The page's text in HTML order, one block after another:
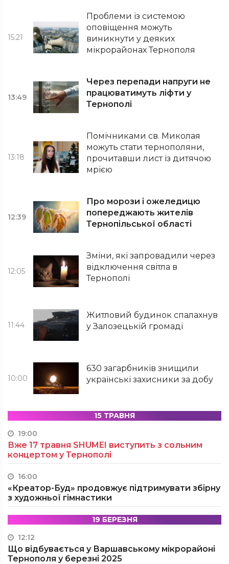
15:21
Проблеми із системою
оповіщення можуть
виникнути у деяких
мікрорайонах Тернополя
13:49
Через перепади напруги не
працюватимуть ліфти у
Тернополі
13:18
Помічниками св. Миколая
можуть стати тернополяни,
прочитавши лист із дитячою
мрією
12:39
Про морози і ожеледицю
попереджають жителів
Тернопільської області
12:05
Зміни, які запровадили через
відключення світла в
Тернополі
11:44
Житловий будинок спалахнув
у Залозецькій громаді
10:00
630 загарбників знищили
українські захисники за добу
15 ТРАВНЯ
19:00
Вже 17 травня SHUMEI виступить з сольним
концертом у Тернополі
16:00
«Креатор-Буд» продовжує підтримувати збірну
з художньої гімнастики
19 БЕРЕЗНЯ
12:12
Що відбувається у Варшавському мікрорайоні
Тернополя у березні 2025